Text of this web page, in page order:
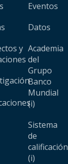
y
Eventos
Datos
Academia
del
Grupo
Banco
Mundial
(i)
Sistema
de
calificación
(i)